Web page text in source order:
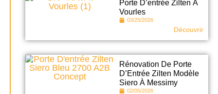
Porte D’entrée Zilten À
Vourles
03/25/2026
Découvrir
Rénovation De Porte
D’Entrée Zilten Modèle
Siero À Messimy
02/05/2026